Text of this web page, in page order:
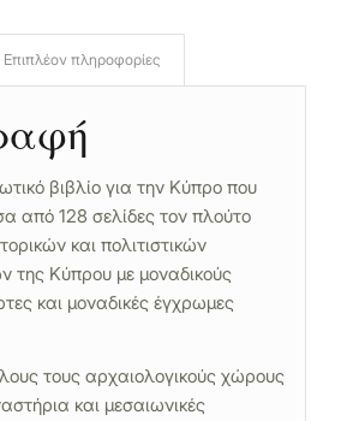
Επιπλέον πληροφορίες
βιβλίο για την Κύπρο που
από 128 σελίδες τον πλούτο
και πολιτιστικών
της Κύπρου με μοναδικούς
και μοναδικές έγχρωμες
τους αρχαιολογικούς χώρους
και μεσαιωνικές